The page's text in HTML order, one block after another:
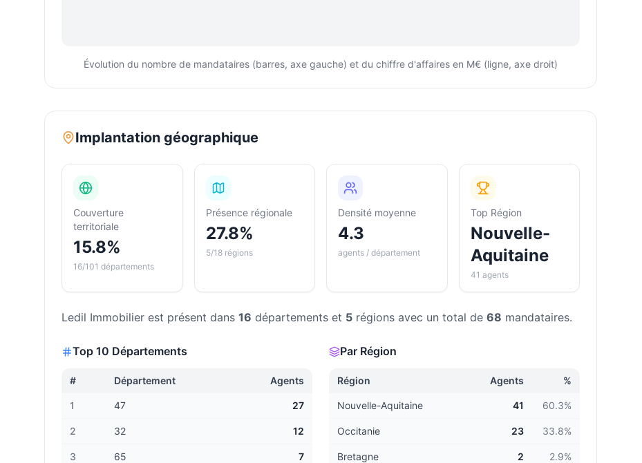
Évolution du nombre de mandataires (barres, axe gauche) et du chiffre d'affaires en M€ (ligne, axe droit)
Implantation géographique
Couverture
territoriale
15.8%
16/101 départements
Présence régionale
27.8%
5/18 régions
Densité moyenne
4.3
agents / département
Top Région
Nouvelle-
Aquitaine
41 agents
Ledil Immobilier est présent dans 16 départements et 5 régions avec un total de 68 mandataires.
Top 10 Départements
# Département Agents
1 47 27
2 32 12
3 65 7
Par Région
Région Agents %
Nouvelle-Aquitaine 41 60.3%
Occitanie 23 33.8%
Bretagne 2 2.9%